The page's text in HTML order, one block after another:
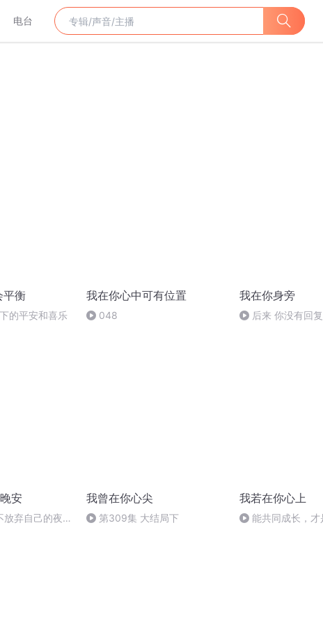
电台
平衡
的平安和喜乐
我在你心中可有位置
048
我在你身旁
后来 你没有回
安
弃自己的夜晚
我曾在你心尖
第309集 大结局下
我若在你心上
能共同成长，才